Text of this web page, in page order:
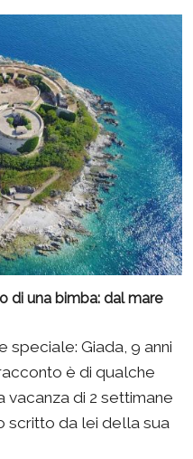
di una bimba: dal mare
speciale: Giada, 9 anni
è di qualche
vacanza di 2 settimane
scritto da lei della sua